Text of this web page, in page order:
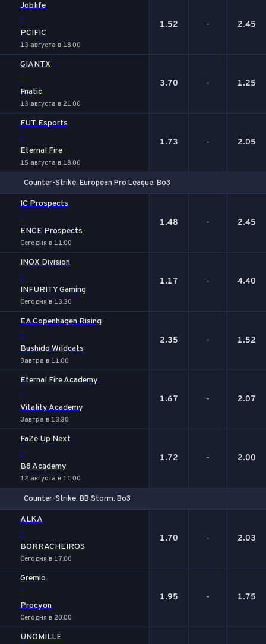
Joblife
-
PCIFIC
13 августа в 18:00
1.52 - 2.45
GIANTX
-
Fnatic
13 августа в 21:00
3.70 - 1.25
FUT Esports
-
Eternal Fire
15 августа в 18:00
1.73 - 2.05
Counter-Strike. European Pro League. Bo3
IC Prospects
-
ENCE Prospects
Сегодня в 11:00
1.48 - 2.45
INOX Division
-
INFURITY Gaming
Сегодня в 13:30
1.17 - 4.40
EA Copenhagen Rising
-
Bushido Wildcats
Завтра в 11:00
2.35 - 1.52
Eternal Fire Academy
-
Vitality Academy
Завтра в 13:30
1.67 - 2.07
FaZe Up Next
-
B8 Academy
12 августа в 11:00
1.72 - 2.00
Counter-Strike. BB Storm. Bo3
ALKA
-
BORRACHEIROS
Сегодня в 17:00
1.70 - 2.03
Gremio
-
Procyon
Сегодня в 20:00
1.95 - 1.75
UNOMILLE